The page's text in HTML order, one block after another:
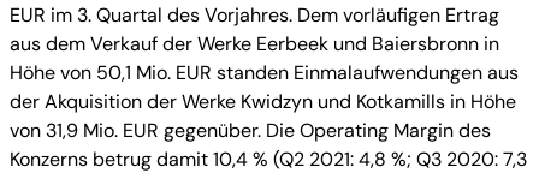
EUR im 3. Quartal des Vorjahres. Dem vorläufigen Ertrag
aus dem Verkauf der Werke Eerbeek und Baiersbronn in
Höhe von 50,1 Mio. EUR standen Einmalaufwendungen aus
der Akquisition der Werke Kwidzyn und Kotkamills in Höhe
von 31,9 Mio. EUR gegenüber. Die Operating Margin des
Konzerns betrug damit 10,4 % (Q2 2021: 4,8 %; Q3 2020: 7,3